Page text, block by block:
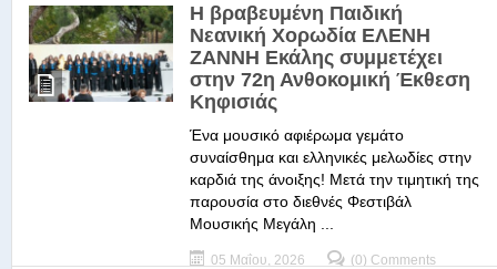
Η βραβευμένη Παιδική
Νεανική Χορωδία ΕΛΕΝΗ
ΖΑΝΝΗ Εκάλης συμμετέχει
στην 72η Ανθοκομική Έκθεση
Κηφισιάς
Ένα μουσικό αφιέρωμα γεμάτο
συναίσθημα και ελληνικές μελωδίες στην
καρδιά της άνοιξης! Μετά την τιμητική της
παρουσία στο διεθνές Φεστιβάλ
Μουσικής Μεγάλη ...
05 Μαΐου, 2026 (0) Comments